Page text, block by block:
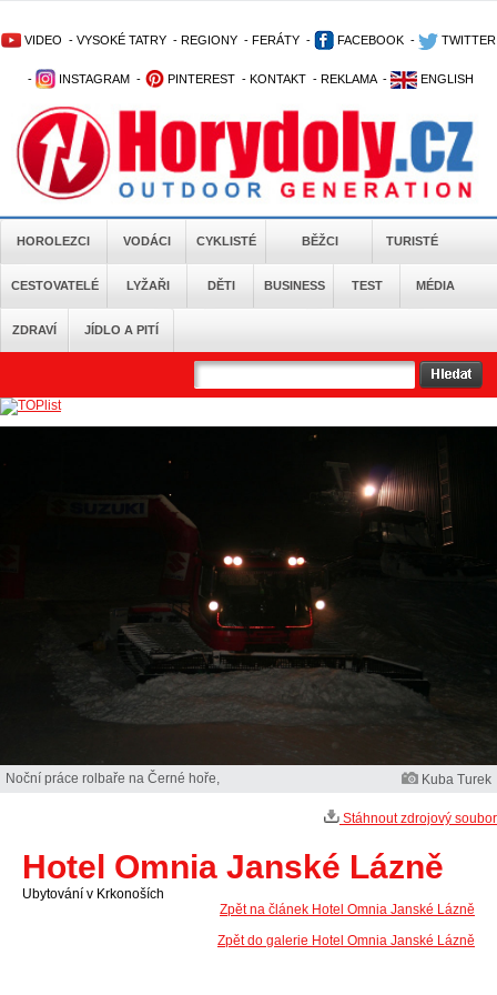
VIDEO - VYSOKÉ TATRY - REGIONY - FERÁTY - FACEBOOK - TWITTER
- INSTAGRAM - PINTEREST - KONTAKT - REKLAMA - ENGLISH
HOROLEZCI VODÁCI CYKLISTÉ BĚŽCI TURISTÉ
CESTOVATELÉ LYŽAŘI DĚTI BUSINESS TEST MÉDIA
ZDRAVÍ JÍDLO A PITÍ
Noční práce rolbaře na Černé hoře, Kuba Turek
Stáhnout zdrojový soubor
Hotel Omnia Janské Lázně
Ubytování v Krkonoších
Zpět na článek Hotel Omnia Janské Lázně
Zpět do galerie Hotel Omnia Janské Lázně